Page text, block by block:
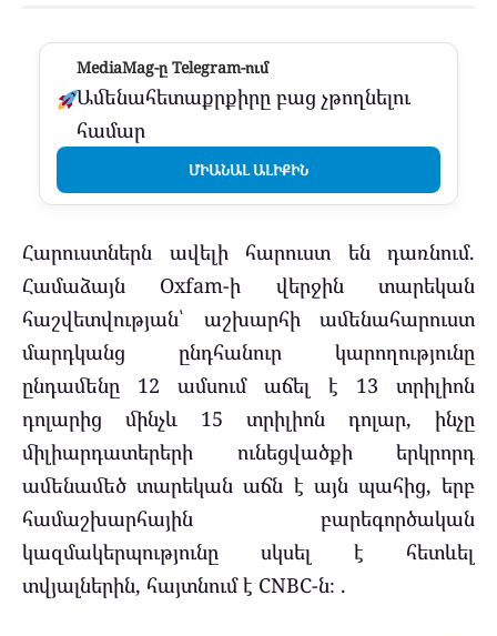
MediaMag-ը Telegram-ում
Ամենահետաքրքիրը բաց չթողնելու
համար
ՄԻԱՆԱԼ ԱԼԻՔԻՆ
Հարուստներն ավելի հարուստ են դառնում.
Համաձայն Oxfam-ի վերջին տարեկան
հաշվետվության՝ աշխարհի ամենահարուստ
մարդկանց ընդհանուր կարողությունը
ընդամենը 12 ամսում աճել է 13 տրիլիոն
դոլարից մինչև 15 տրիլիոն դոլար, ինչը
միլիարդատերերի ունեցվածքի երկրորդ
ամենամեծ տարեկան աճն է այն պահից, երբ
համաշխարհային բարեգործական
կազմակերպությունը սկսել է հետևել
տվյալներին, հայտնում է CNBC-ն։ .